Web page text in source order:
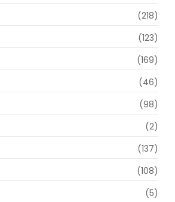
(218)
(123)
(169)
(46)
(98)
(2)
(137)
(108)
(5)